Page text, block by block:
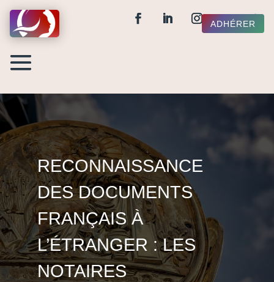
ADHÉRER
RECONNAISSANCE
DES DOCUMENTS
FRANÇAIS À
L’ÉTRANGER : LES
NOTAIRES